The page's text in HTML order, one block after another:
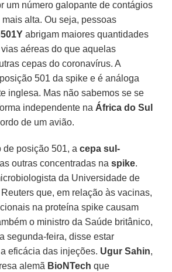
um número galopante de contágios
alta. Ou seja, pessoas
abrigam maiores quantidades
aéreas do que aquelas
cepas do coronavírus. A
501 da spike e é análoga
inglesa. Mas não sabemos se se
independente na África do Sul
de um avião.
de posição 501, acepa sul-
outras concentradas naspike.
da Universidade de
que, em relação às vacinas,
na proteína spike causam
o ministro da Saúde britânico,
segunda-feira, disse estar
eficácia das injeções. Ugur Sahin,
alemã BioNTech que